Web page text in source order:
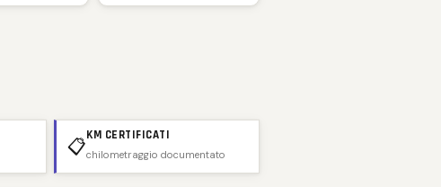
📋KM CERTIFICATI
chilometraggio documentato